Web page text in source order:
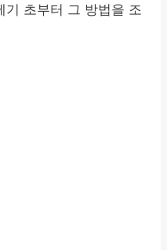
초부터 그 방법을 조